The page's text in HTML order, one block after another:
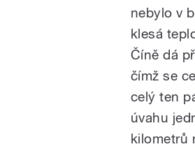
nebylo v
klesá
Číně dá
čímž se
celý ten
úvahu
kilometrů